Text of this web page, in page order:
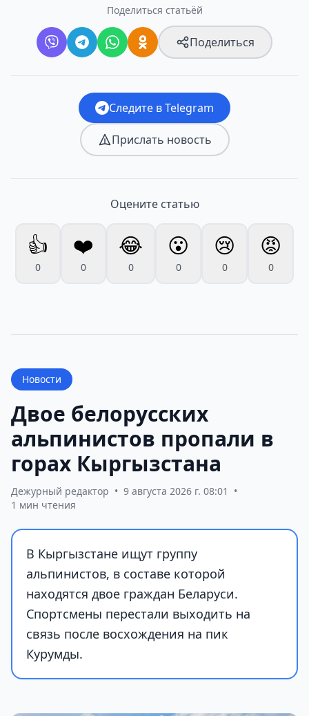
Поделиться статьёй
Поделиться
Следите в Telegram
Прислать новость
Оцените статью
👍
0
❤️
0
😂
0
😮
0
😢
0
😡
0
Новости
Двое белорусских
альпинистов пропали в
горах Кыргызстана
Дежурный редактор • 9 августа 2026 г. 08:01
•
1 мин чтения
В Кыргызстане ищут группу
альпинистов, в составе которой
находятся двое граждан Беларуси.
Спортсмены перестали выходить на
связь после восхождения на пик
Курумды.